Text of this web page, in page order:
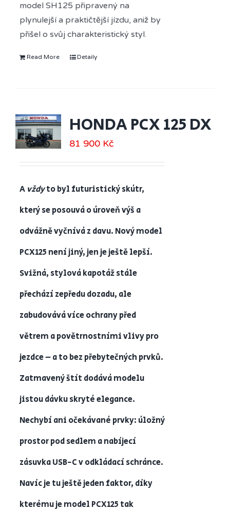
model SH125 připravený na
plynulejší a praktičtější jízdu, aniž by
přišel o svůj charakteristický styl.
Read More Detaily
HONDA PCX 125 DX
81 900 Kč
A vždyto byl futuristický skútr,
který se posouvá o úroveň výš a
odvážně vyčnívá z davu. Nový model
PCX125 není jiný, jen je ještě lepší.
Svižná, stylová kapotáž stále
přechází zepředu dozadu, ale
zabudovává více ochrany před
větrem a povětrnostními vlivy pro
jezdce – a to bez přebytečných prvků.
Zatmavený štít dodává modelu
jistou dávku skryté elegance.
Nechybí ani očekávané prvky: úložný
prostor pod sedlem a nabíjecí
zásuvka USB-C v odkládací schránce.
Navíc je tu ještě jeden faktor, díky
kterému je model PCX125 tak